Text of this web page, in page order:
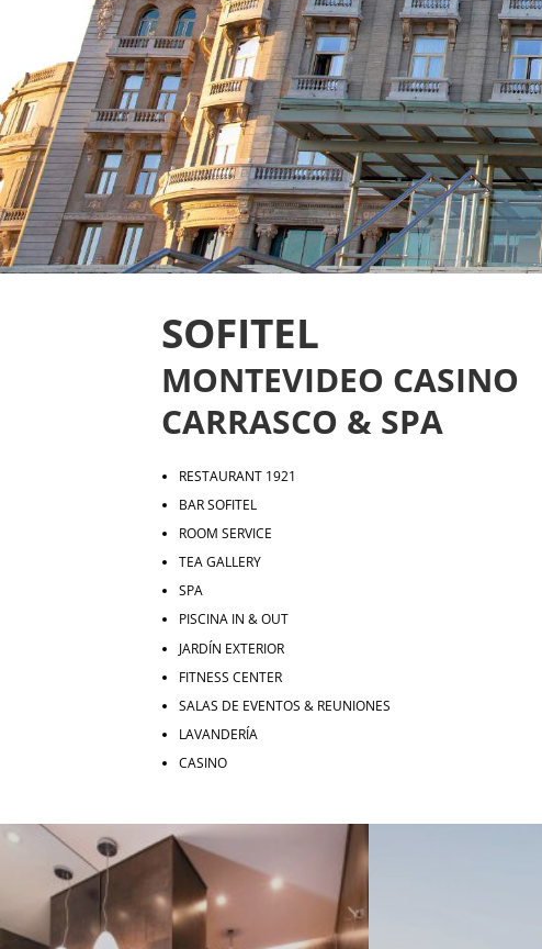
SOFITEL
MONTEVIDEO CASINO
CARRASCO & SPA
RESTAURANT 1921
BAR SOFITEL
ROOM SERVICE
TEA GALLERY
SPA
PISCINA IN & OUT
JARDÍN EXTERIOR
FITNESS CENTER
SALAS DE EVENTOS & REUNIONES
LAVANDERÍA
CASINO